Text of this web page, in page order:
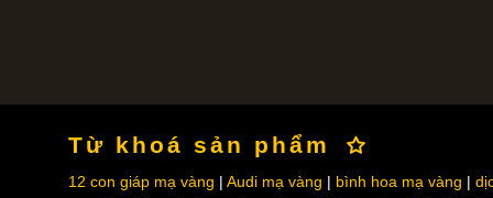
Từ khoá sản phẩm
12 con giáp mạ vàng Audi mạ vàng bình hoa mạ vàng